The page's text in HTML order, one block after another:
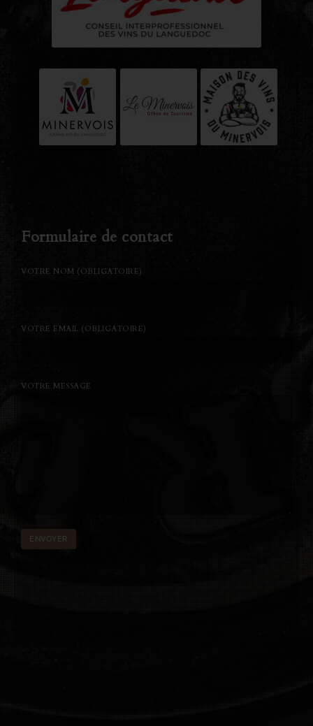
Formulaire de contact
VOTRE NOM (OBLIGATOIRE)
VOTRE EMAIL (OBLIGATOIRE)
VOTRE MESSAGE